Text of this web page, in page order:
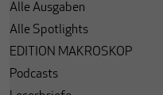
Alle Ausgaben
Alle Spotlights
EDITION MAKROSKOP
Podcasts